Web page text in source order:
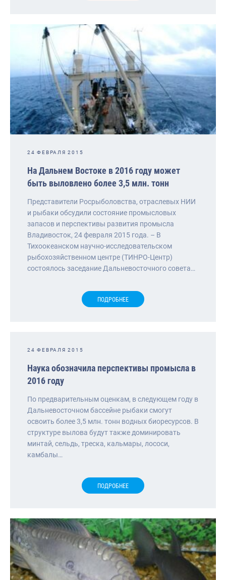
24 ФЕВРАЛЯ 2015
На Дальнем Востоке в 2016 году может
быть выловлено более 3,5 млн. тонн
Представители Росрыболовства, отраслевых НИИ
и рыбаки обсудили состояние промысловых
запасов и перспективы развития промысла
Владивосток, 24 февраля 2015 года. – В
Тихоокеанском научно-исследовательском
рыбохозяйственном центре (ТИНРО-Центр)
состоялось заседание Дальневосточного совета…
ПОДРОБНЕЕ
24 ФЕВРАЛЯ 2015
Наука обозначила перспективы промысла в
2016 году
По предварительным оценкам, в следующем году в
Дальневосточном бассейне рыбаки смогут
освоить более 3,5 млн. тонн водных биоресурсов. В
структуре вылова будут также доминировать
минтай, сельдь, треска, кальмары, лососи,
камбалы…
ПОДРОБНЕЕ